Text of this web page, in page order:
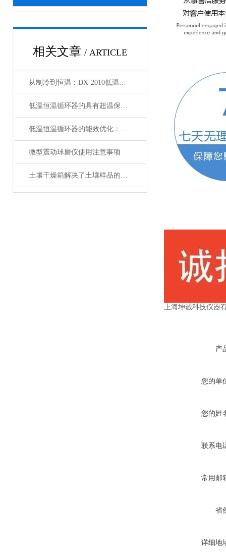
相关文章 / ARTICLE
从制冷到恒温：DX-2010低温恒温循环器的核心原理解析
低温恒温循环器的具有超温保护，传感器异常保护功能
低温恒温循环器的能效优化：如何节约能源消耗
微型震动球磨仪使用注意事项
土壤干燥箱解决了土壤样品的制备工作效率底的问题
上海坤诚科技仪器
产
您的单
您的姓
联系电
常用邮
省
详细地